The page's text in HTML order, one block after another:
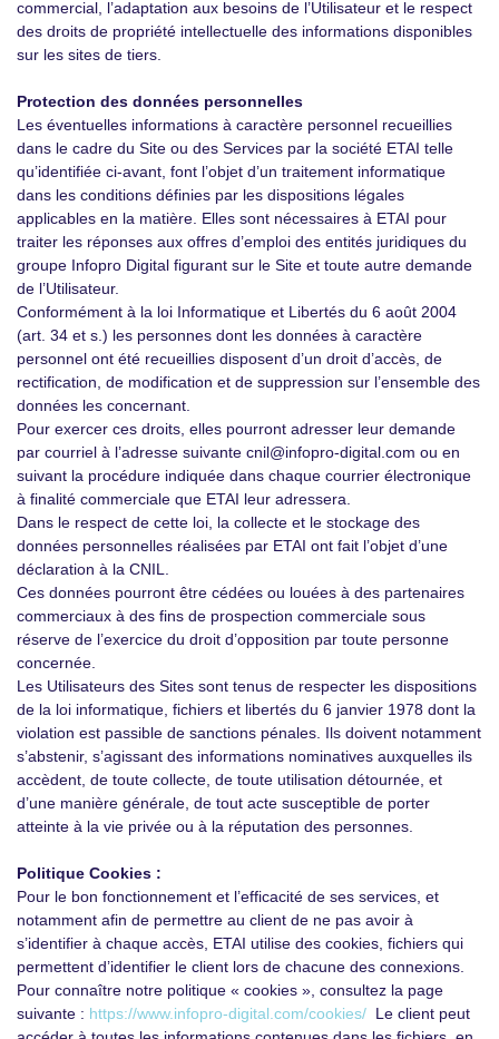
commercial, l’adaptation aux besoins de l’Utilisateur et le respect
des droits de propriété intellectuelle des informations disponibles
sur les sites de tiers.
Protection des données personnelles
Les éventuelles informations à caractère personnel recueillies
dans le cadre du Site ou des Services par la société ETAI telle
qu’identifiée ci-avant, font l’objet d’un traitement informatique
dans les conditions définies par les dispositions légales
applicables en la matière. Elles sont nécessaires à ETAI pour
traiter les réponses aux offres d’emploi des entités juridiques du
groupe Infopro Digital figurant sur le Site et toute autre demande
de l’Utilisateur.
Conformément à la loi Informatique et Libertés du 6 août 2004
(art. 34 et s.) les personnes dont les données à caractère
personnel ont été recueillies disposent d’un droit d’accès, de
rectification, de modification et de suppression sur l’ensemble des
données les concernant.
Pour exercer ces droits, elles pourront adresser leur demande
par courriel à l’adresse suivante cnil@infopro-digital.com ou en
suivant la procédure indiquée dans chaque courrier électronique
à finalité commerciale que ETAI leur adressera.
Dans le respect de cette loi, la collecte et le stockage des
données personnelles réalisées par ETAI ont fait l’objet d’une
déclaration à la CNIL.
Ces données pourront être cédées ou louées à des partenaires
commerciaux à des fins de prospection commerciale sous
réserve de l’exercice du droit d’opposition par toute personne
concernée.
Les Utilisateurs des Sites sont tenus de respecter les dispositions
de la loi informatique, fichiers et libertés du 6 janvier 1978 dont la
violation est passible de sanctions pénales. Ils doivent notamment
s’abstenir, s’agissant des informations nominatives auxquelles ils
accèdent, de toute collecte, de toute utilisation détournée, et
d’une manière générale, de tout acte susceptible de porter
atteinte à la vie privée ou à la réputation des personnes.
Politique Cookies :
Pour le bon fonctionnement et l’efficacité de ses services, et
notamment afin de permettre au client de ne pas avoir à
s’identifier à chaque accès, ETAI utilise des cookies, fichiers qui
permettent d’identifier le client lors de chacune des connexions.
Pour connaître notre politique « cookies », consultez la page
suivante : https://www.infopro-digital.com/cookies/ Le client peut